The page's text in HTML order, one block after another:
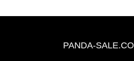
PANDA-